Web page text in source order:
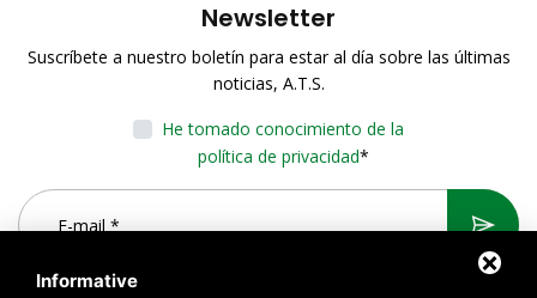
Newsletter
Suscríbete a nuestro boletín para estar al día sobre las últimas
noticias, A.T.S.
He tomado conocimiento de la
política de privacidad*
Informative